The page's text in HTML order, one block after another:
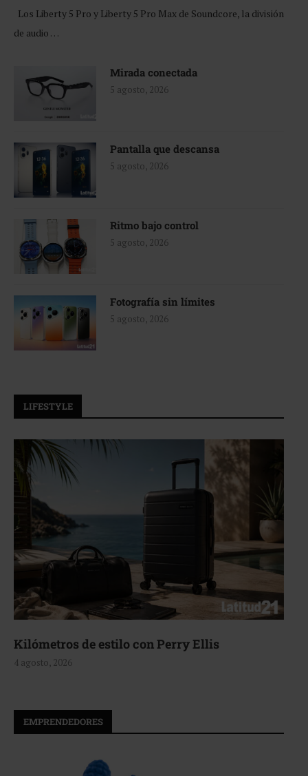
Los Liberty 5 Pro y Liberty 5 Pro Max de Soundcore, la división
de audio …
Mirada conectada
5 agosto, 2026
Pantalla que descansa
5 agosto, 2026
Ritmo bajo control
5 agosto, 2026
Fotografía sin límites
5 agosto, 2026
LIFESTYLE
Aerie, texturas que fluyen
4 agosto, 2026
EMPRENDEDORES